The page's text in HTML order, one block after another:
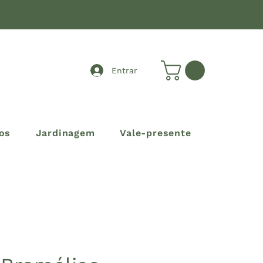
Entrar
Jardinagem Vale-presente